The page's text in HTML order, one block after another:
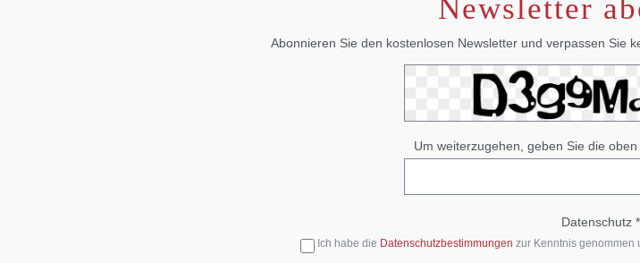
Newsletter
Abonnieren Sie den kostenlosen Newsletter und verpassen Sie
Um weiterzugehen, geben Sie die
Datenschutz *
Ich habe die Datenschutzbestimmungen zur Kenntnis genommen